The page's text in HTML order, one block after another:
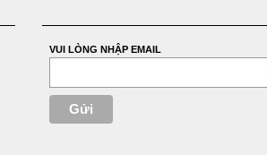
VUI LÒNG NHẬP EMAIL